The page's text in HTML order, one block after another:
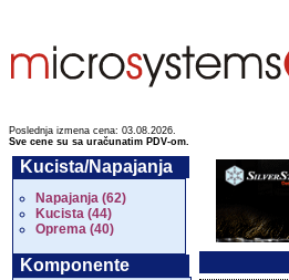
Poslednja izmena cena: 03.08.2026.
Sve cene su sa uračunatim PDV-om.
Kucista/Napajanja
Napajanja (62)
Kucista (44)
Oprema (40)
Komponente